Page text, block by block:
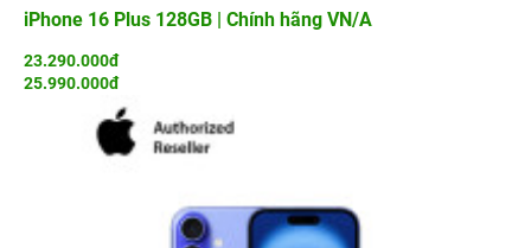
iPhone 16 Plus 128GB | Chính hãng VN/A
23.290.000đ
25.990.000đ